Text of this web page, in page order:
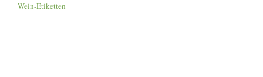
Wein-Etiketten